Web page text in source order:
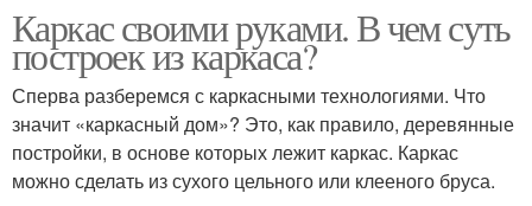
Каркас своими руками. В чем суть
построек из каркаса?
Сперва разберемся с каркасными технологиями. Что
значит «каркасный дом»? Это, как правило, деревянные
постройки, в основе которых лежит каркас. Каркас
можно сделать из сухого цельного или клееного бруса.